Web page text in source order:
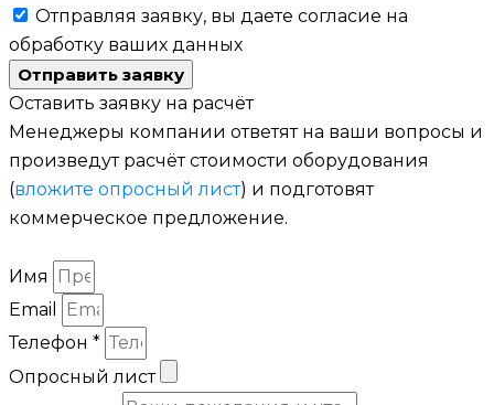
Отправляя заявку, вы даете согласие на
обработку ваших данных
Отправить заявку
Оставить заявку на расчёт
Менеджеры компании ответят на ваши вопросы и
произведут расчёт стоимости оборудования
(вложите опросный лист) и подготовят
коммерческое предложение.
Имя
Email
Телефон *
Опросный лист